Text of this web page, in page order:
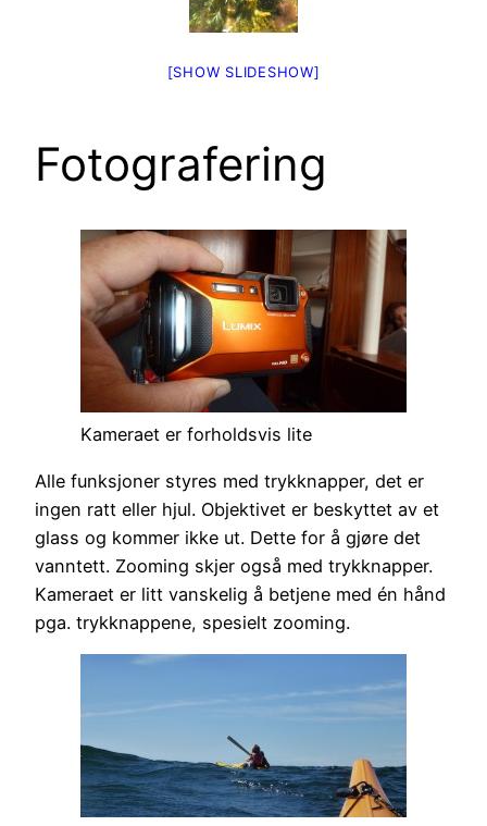
[SHOW SLIDESHOW]
Fotografering
Kameraet er forholdsvis lite
Alle funksjoner styres med trykknapper, det er
ingen ratt eller hjul. Objektivet er beskyttet av et
glass og kommer ikke ut. Dette for å gjøre det
vanntett. Zooming skjer også med trykknapper.
Kameraet er litt vanskelig å betjene med én hånd
pga. trykknappene, spesielt zooming.